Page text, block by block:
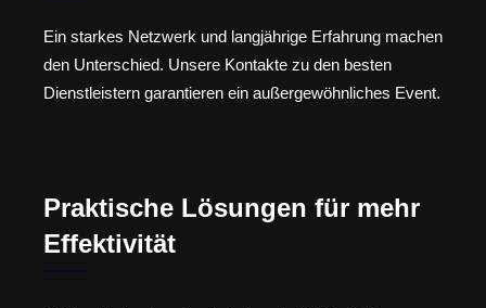
Ein starkes Netzwerk und langjährige Erfahrung machen
den Unterschied. Unsere Kontakte zu den besten
Dienstleistern garantieren ein außergewöhnliches Event.
Praktische Lösungen für mehr
Effektivität